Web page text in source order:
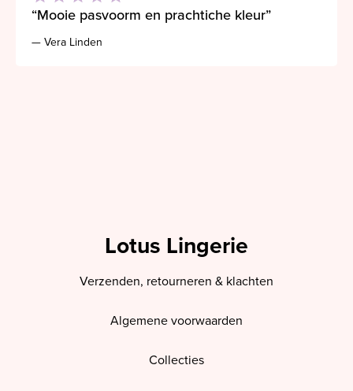
“Mooie pasvoorm en prachtiche kleur”
— Vera Linden
Lotus Lingerie
Verzenden, retourneren & klachten
Algemene voorwaarden
Collecties